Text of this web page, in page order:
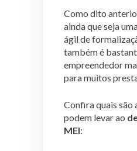
Como dito
ainda que seja
ágil de
também é
empreendedor
para muitos
Confira quais são
podem levar ao
MEI: